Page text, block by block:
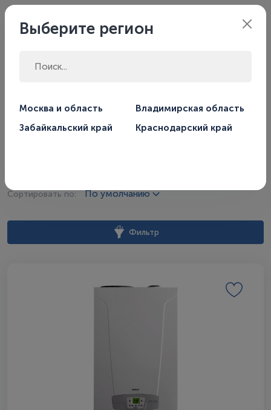
Москва
Газовые котлы отопления
Настенные газовые котлы
Сортировать по: По умолчанию
Фильтр
Выберите регион
Москва и область
Владимирская область
Забайкальский край
Краснодарский край